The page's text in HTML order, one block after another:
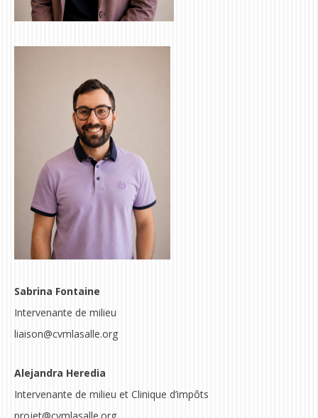
Sabrina Fontaine
Intervenante de milieu
liaison@cvmlasalle.org
Alejandra Heredia
Intervenante de milieu et Clinique d’impôts